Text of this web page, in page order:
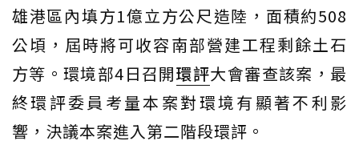
雄港區內填方1億立方公尺造陸，面積約508
公頃，屆時將可收容南部營建工程剩餘土石
方等。環境部4日召開環評大會審查該案，最
終環評委員考量本案對環境有顯著不利影
響，決議本案進入第二階段環評。